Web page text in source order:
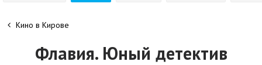
Кино в Кирове
Флавия. Юный детектив